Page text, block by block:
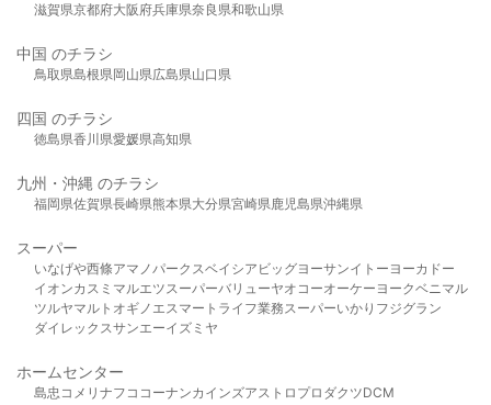
滋賀県京都府大阪府兵庫県奈良県和歌山県
中国 のチラシ
鳥取県島根県岡山県広島県山口県
四国 のチラシ
徳島県香川県愛媛県高知県
九州・沖縄 のチラシ
福岡県佐賀県長崎県熊本県大分県宮崎県鹿児島県沖縄県
スーパー
いなげや西條アマノパークスベイシア ビッグヨーサンイトーヨーカドー
イオンカスミ マルエツスーパーバリューヤオコーオーケー ヨークベニマル
ツルヤマルト オギノ エスマート ライフ業務スーパーいかり フジグラン
ダイレックスサンエーイズミヤ
ホームセンター
島忠 コメリ ナフコ コーナンカインズアストロプロダクツDCM